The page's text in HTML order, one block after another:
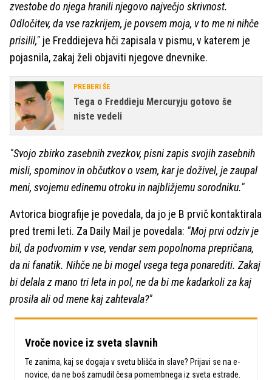
zvestobe do njega hranili njegovo največjo skrivnost.
Odločitev, da vse razkrijem, je povsem moja, v to me ni nihče
prisilil," je Freddiejeva hči zapisala v pismu, v katerem je
pojasnila, zakaj želi objaviti njegove dnevnike.
PREBERI ŠE
Tega o Freddieju Mercuryju gotovo še
niste vedeli
"Svojo zbirko zasebnih zvezkov, pisni zapis svojih zasebnih
misli, spominov in občutkov o vsem, kar je doživel, je zaupal
meni, svojemu edinemu otroku in najbližjemu sorodniku."
Avtorica biografije je povedala, da jo je B prvič kontaktirala
pred tremi leti. Za Daily Mail je povedala: "Moj prvi odziv je
bil, da podvomim v vse, vendar sem popolnoma prepričana,
da ni fanatik. Nihče ne bi mogel vsega tega ponarediti. Zakaj
bi delala z mano tri leta in pol, ne da bi me kadarkoli za kaj
prosila ali od mene kaj zahtevala?"
Vroče novice iz sveta slavnih
Te zanima, kaj se dogaja v svetu blišča in slave? Prijavi se na e-
novice, da ne boš zamudil česa pomembnega iz sveta estrade.